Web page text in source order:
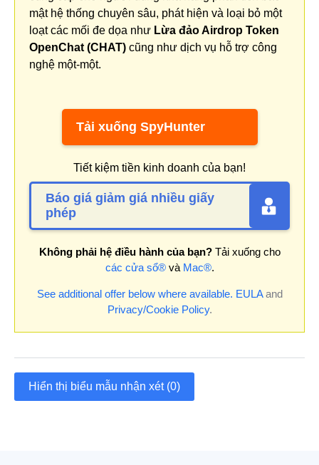
mật hệ thống chuyên sâu, phát hiện và loại bỏ một
loạt các mối đe dọa như Lừa đảo Airdrop Token
OpenChat (CHAT) cũng như dịch vụ hỗ trợ công
nghệ một-một.
Tải xuống SpyHunter
Tiết kiệm tiền kinh doanh của bạn!
Báo giá giảm giá nhiều giấy
phép
Không phải hệ điều hành của bạn?Tải xuống cho
các cửa sổ®và Mac®.
See additional offer below where available. EULAand
Privacy/Cookie Policy.
Hiển thị biểu mẫu nhận xét (0)